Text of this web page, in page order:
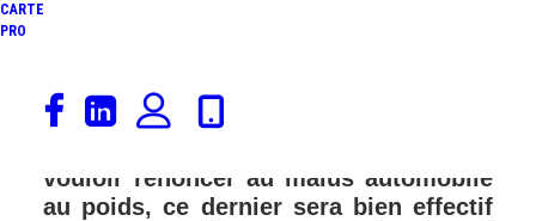
CARTE
PRO
Le gouvernement français vient
d’effectuer un « demi-tour » plus que
vouloir renoncer au malus automobile
au poids, ce dernier sera bien effectif